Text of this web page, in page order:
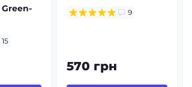
15
9
570 грн